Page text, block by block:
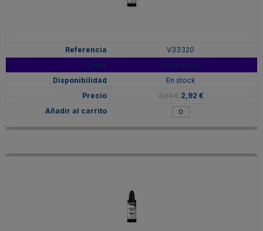
V33320
Violeta Azul
En stock
3,65 € 2,92 €